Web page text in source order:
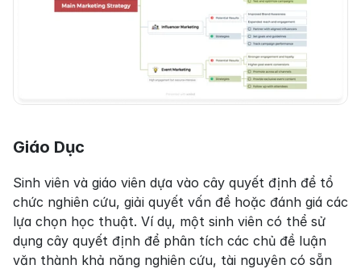
Giáo Dục
Sinh viên và giáo viên dựa vào cây quyết định để tổ
chức nghiên cứu, giải quyết vấn đề hoặc đánh giá các
lựa chọn học thuật. Ví dụ, một sinh viên có thể sử
dụng cây quyết định để phân tích các chủ đề luận
văn thành khả năng nghiên cứu, tài nguyên có sẵn